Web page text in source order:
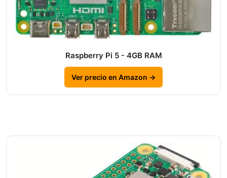
Raspberry Pi 5 - 4GB RAM
Ver precio en Amazon →